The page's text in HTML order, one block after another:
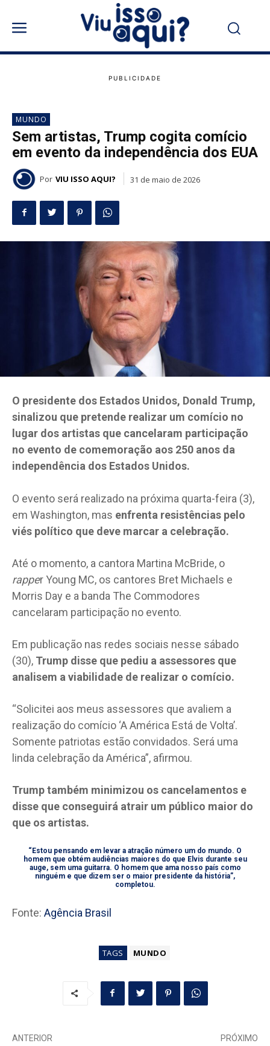
MUNDO
Sem artistas, Trump cogita comício
em evento da independência dos EUA
Por VIU ISSO AQUI? 31 de maio de 2026
O presidente dos Estados Unidos, Donald Trump,
sinalizou que pretende realizar um comício no
lugar dos artistas que cancelaram participação
no evento de comemoração aos 250 anos da
independência dos Estados Unidos.
O evento será realizado na próxima quarta-feira (3),
em Washington, mas enfrenta resistências pelo
viés político que deve marcar a celebração.
Até o momento, a cantora Martina McBride, o
rapper Young MC, os cantores Bret Michaels e
Morris Day e a banda The Commodores
cancelaram participação no evento.
Em publicação nas redes sociais nesse sábado
(30), Trump disse que pediu a assessores que
analisem a viabilidade de realizar o comício.
“Solicitei aos meus assessores que avaliem a
realização do comício ‘A América Está de Volta’.
Somente patriotas estão convidados. Será uma
linda celebração da América”, afirmou.
Trump também minimizou os cancelamentos e
disse que conseguirá atrair um público maior do
que os artistas.
“Estou pensando em levar a atração número um do mundo. O
homem que obtém audiências maiores do que Elvis durante seu
auge, sem uma guitarra. O homem que ama nosso país como
ninguém e que dizem ser o maior presidente da história”,
completou.
Fonte: Agência Brasil
TAGS MUNDO
ANTERIOR PRÓXIMO